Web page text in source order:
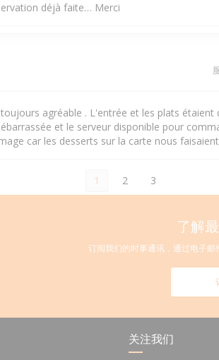
déjà faite… Merci
agréable . L'entrée et les plats étaient
et le serveur disponible pour
car les desserts sur la carte nous
1 2 3
了解
订阅我们的时事通讯，通过电子邮
关注我们